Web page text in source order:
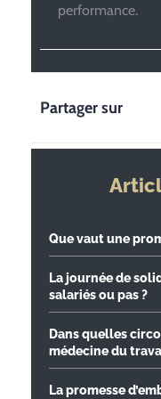
performance.
Partager sur
Que vaut une
La journée de
salariés ou pas ?
Dans quelles
médecine du
La promesse